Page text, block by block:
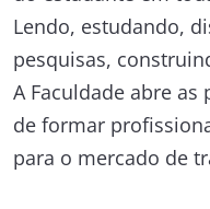
Lendo, estudando,
pesquisas,
A Faculdade abre
de formar
para o mercado de